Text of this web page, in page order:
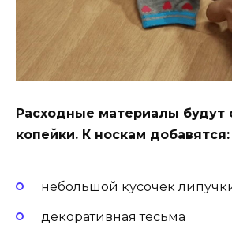
Расходные материалы будут
копейки. К носкам добавятся:
небольшой кусочек
декоративная тесьма